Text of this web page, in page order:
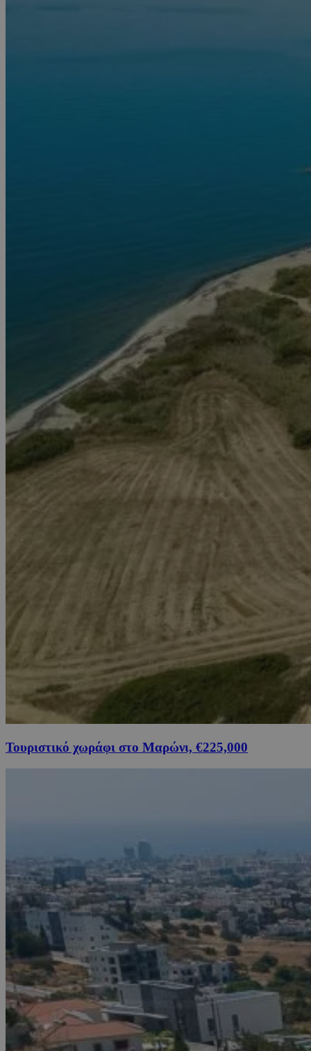
Τουριστικό χωράφι στο Μαρώνι, €225,000